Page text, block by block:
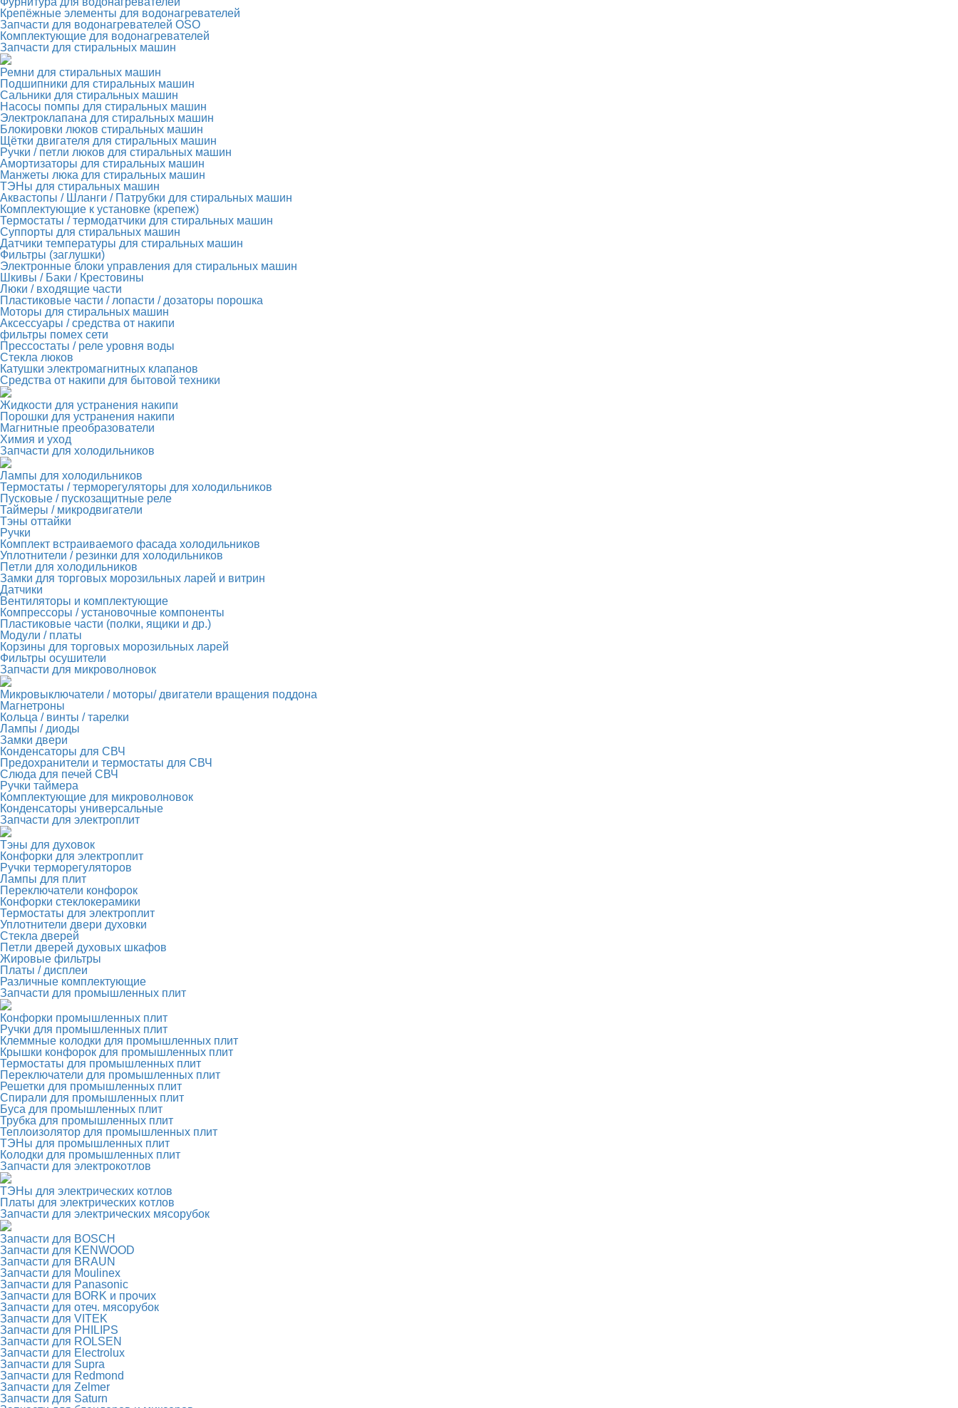
Крепёжные элементы для водонагревателей
Запчасти для водонагревателей OSO
Комплектующие для водонагревателей
Запчасти для стиральных машин
Ремни для стиральных машин
Подшипники для стиральных машин
Сальники для стиральных машин
Насосы помпы для стиральных машин
Электроклапана для стиральных машин
Блокировки люков стиральных машин
Щётки двигателя для стиральных машин
Ручки / петли люков для стиральных машин
Амортизаторы для стиральных машин
Манжеты люка для стиральных машин
ТЭНы для стиральных машин
Аквастопы / Шланги / Патрубки для стиральных машин
Комплектующие к установке (крепеж)
Термостаты / термодатчики для стиральных машин
Суппорты для стиральных машин
Датчики температуры для стиральных машин
Фильтры (заглушки)
Электронные блоки управления для стиральных машин
Шкивы / Баки / Крестовины
Люки / входящие части
Пластиковые части / лопасти / дозаторы порошка
Моторы для стиральных машин
Аксессуары / средства от накипи
фильтры помех сети
Прессостаты / реле уровня воды
Стекла люков
Катушки электромагнитных клапанов
Средства от накипи для бытовой техники
Жидкости для устранения накипи
Порошки для устранения накипи
Магнитные преобразователи
Химия и уход
Запчасти для холодильников
Лампы для холодильников
Термостаты / терморегуляторы для холодильников
Пусковые / пускозащитные реле
Таймеры / микродвигатели
Тэны оттайки
Ручки
Комплект встраиваемого фасада холодильников
Уплотнители / резинки для холодильников
Петли для холодильников
Замки для торговых морозильных ларей и витрин
Датчики
Вентиляторы и комплектующие
Компрессоры / установочные компоненты
Пластиковые части (полки, ящики и др.)
Модули / платы
Корзины для торговых морозильных ларей
Фильтры осушители
Запчасти для микроволновок
Микровыключатели / моторы/ двигатели вращения поддона
Магнетроны
Кольца / винты / тарелки
Лампы / диоды
Замки двери
Конденсаторы для СВЧ
Предохранители и термостаты для СВЧ
Слюда для печей СВЧ
Ручки таймера
Комплектующие для микроволновок
Конденсаторы универсальные
Запчасти для электроплит
Тэны для духовок
Конфорки для электроплит
Ручки терморегуляторов
Лампы для плит
Переключатели конфорок
Конфорки стеклокерамики
Термостаты для электроплит
Уплотнители двери духовки
Стекла дверей
Петли дверей духовых шкафов
Жировые фильтры
Платы / дисплеи
Различные комплектующие
Запчасти для промышленных плит
Конфорки промышленных плит
Ручки для промышленных плит
Клеммные колодки для промышленных плит
Крышки конфорок для промышленных плит
Термостаты для промышленных плит
Переключатели для промышленных плит
Решетки для промышленных плит
Спирали для промышленных плит
Буса для промышленных плит
Трубка для промышленных плит
Теплоизолятор для промышленных плит
ТЭНы для промышленных плит
Колодки для промышленных плит
Запчасти для электрокотлов
ТЭНы для электрических котлов
Платы для электрических котлов
Запчасти для электрических мясорубок
Запчасти для BOSCH
Запчасти для KENWOOD
Запчасти для BRAUN
Запчасти для Moulinex
Запчасти для Panasonic
Запчасти для BORK и прочих
Запчасти для отеч. мясорубок
Запчасти для VITEK
Запчасти для PHILIPS
Запчасти для ROLSEN
Запчасти для Electrolux
Запчасти для Supra
Запчасти для Redmond
Запчасти для Zelmer
Запчасти для Saturn